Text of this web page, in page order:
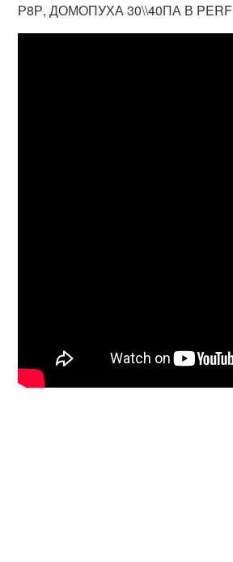
Р8Р, ДОМОПУХА 30\\40ПА В